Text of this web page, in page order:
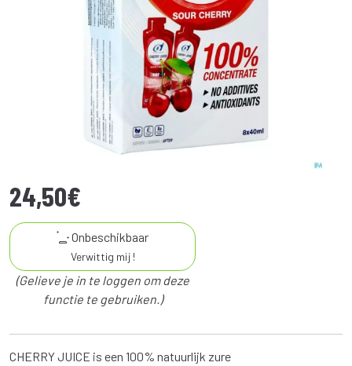
24,50€
Onbeschikbaar
Verwittig mij !
(Gelieve je in te loggen om deze
functie te gebruiken.)
CHERRY JUICE is een 100% natuurlijk zure